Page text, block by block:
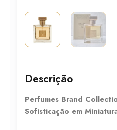
Descrição
Perfumes Brand
Sofisticação em